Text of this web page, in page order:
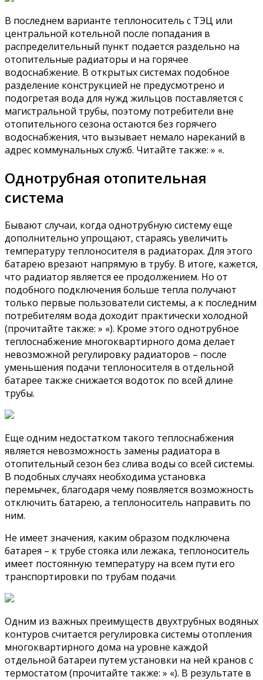
В последнем варианте теплоноситель с ТЭЦ или
центральной котельной после попадания в
распределительный пункт подается раздельно на
отопительные радиаторы и на горячее
водоснабжение. В открытых системах подобное
разделение конструкцией не предусмотрено и
подогретая вода для нужд жильцов поставляется с
магистральной трубы, поэтому потребители вне
отопительного сезона остаются без горячего
водоснабжения, что вызывает немало нареканий в
адрес коммунальных служб. Читайте также: » «.
Однотрубная отопительная
система
Бывают случаи, когда однотрубную систему еще
дополнительно упрощают, стараясь увеличить
температуру теплоносителя в радиаторах. Для этого
батарею врезают напрямую в трубу. В итоге, кажется,
что радиатор является ее продолжением. Но от
подобного подключения больше тепла получают
только первые пользователи системы, а к последним
потребителям вода доходит практически холодной
(прочитайте также: » «). Кроме этого однотрубное
теплоснабжение многоквартирного дома делает
невозможной регулировку радиаторов – после
уменьшения подачи теплоносителя в отдельной
батарее также снижается водоток по всей длине
трубы.
Еще одним недостатком такого теплоснабжения
является невозможность замены радиатора в
отопительный сезон без слива воды со всей системы.
В подобных случаях необходима установка
перемычек, благодаря чему появляется возможность
отключить батарею, а теплоноситель направить по
ним.
Не имеет значения, каким образом подключена
батарея – к трубе стояка или лежака, теплоноситель
имеет постоянную температуру на всем пути его
транспортировки по трубам подачи.
Одним из важных преимуществ двухтрубных водяных
контуров считается регулировка системы отопления
многоквартирного дома на уровне каждой
отдельной батареи путем установки на ней кранов с
термостатом (прочитайте также: » «). В результате в